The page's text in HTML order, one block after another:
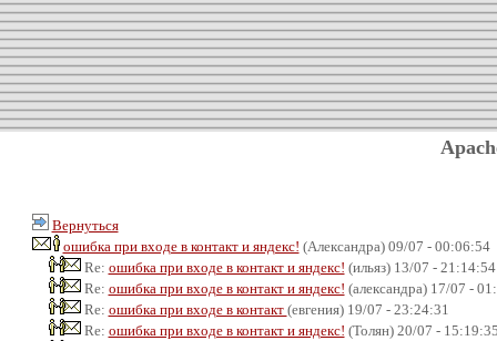
Вернуться
ошибка при входе в контакт и яндекс! (Александра) 09/07 - 00:06:54
Re: ошибка при входе в контакт и яндекс! (ильяз) 13/07 - 21:14:54
Re: ошибка при входе в контакт и яндекс! (александра) 17/07 -
Re: ошибка при входе в контакт (евгения) 19/07 - 23:24:31
Re: ошибка при входе в контакт и яндекс! (Толян) 20/07 -